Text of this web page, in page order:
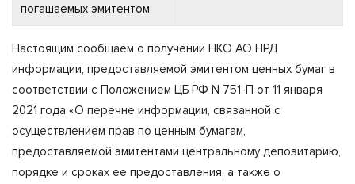
погашаемых эмитентом
Настоящим сообщаем о получении НКО АО НРД
информации, предоставляемой эмитентом ценных бумаг в
соответствии с Положением ЦБ РФ N 751-П от 11 января
2021 года «О перечне информации, связанной с
осуществлением прав по ценным бумагам,
предоставляемой эмитентами центральному депозитарию,
порядке и сроках ее предоставления, а также о